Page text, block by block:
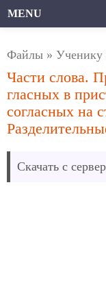
MENU
Файлы » Ученику
Части слова.
гласных в
согласных на
Скачать с